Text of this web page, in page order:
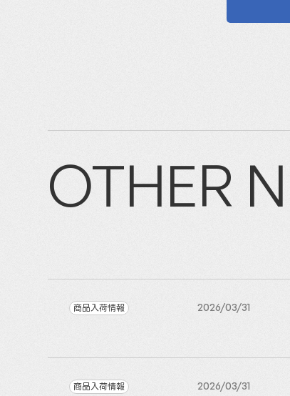
OTHER
商品入荷情報 2026/03/31
商品入荷情報 2026/03/31